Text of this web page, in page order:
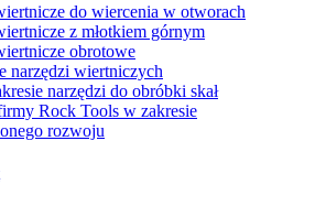
do wiercenia w otworach
z młotkiem górnym
obrotowe
narzędzi wiertniczych
narzędzi do obróbki skał
Rock Tools w zakresie
rozwoju